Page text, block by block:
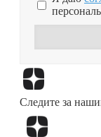
Следите за